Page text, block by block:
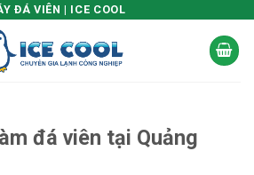
ĐÁ VIÊN | ICE COOL
đá viên tại Quảng